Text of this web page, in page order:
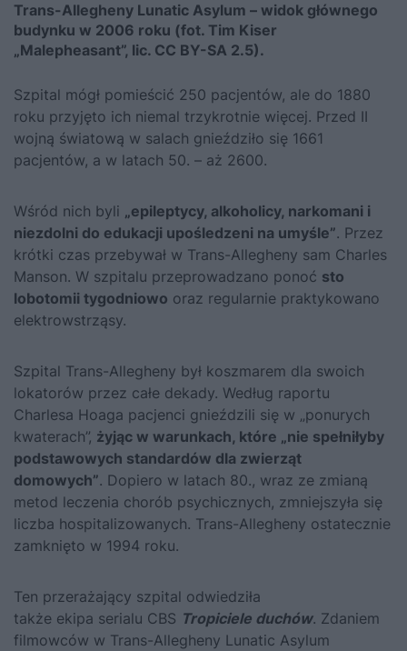
Trans-Allegheny Lunatic Asylum – widok głównego
budynku w 2006 roku (fot. Tim Kiser
„Malepheasant”, lic. CC BY-SA 2.5).
Szpital mógł pomieścić 250 pacjentów, ale do 1880
roku przyjęto ich niemal trzykrotnie więcej. Przed II
wojną światową w salach gnieździło się 1661
pacjentów, a w latach 50. – aż 2600.
Wśród nich byli „epileptycy, alkoholicy, narkomani i
niezdolni do edukacji upośledzeni na umyśle”. Przez
krótki czas przebywał w Trans-Allegheny sam Charles
Manson. W szpitalu przeprowadzano ponoć sto
lobotomii tygodniowo oraz regularnie praktykowano
elektrowstrząsy.
Szpital Trans-Allegheny był koszmarem dla swoich
lokatorów przez całe dekady. Według raportu
Charlesa Hoaga pacjenci gnieździli się w „ponurych
kwaterach”, żyjąc w warunkach, które „nie spełniłyby
podstawowych standardów dla zwierząt
domowych”. Dopiero w latach 80., wraz ze zmianą
metod leczenia chorób psychicznych, zmniejszyła się
liczba hospitalizowanych. Trans-Allegheny ostatecznie
zamknięto w 1994 roku.
Ten przerażający szpital odwiedziła
także ekipa serialu CBS Tropiciele duchów. Zdaniem
filmowców w Trans-Allegheny Lunatic Asylum